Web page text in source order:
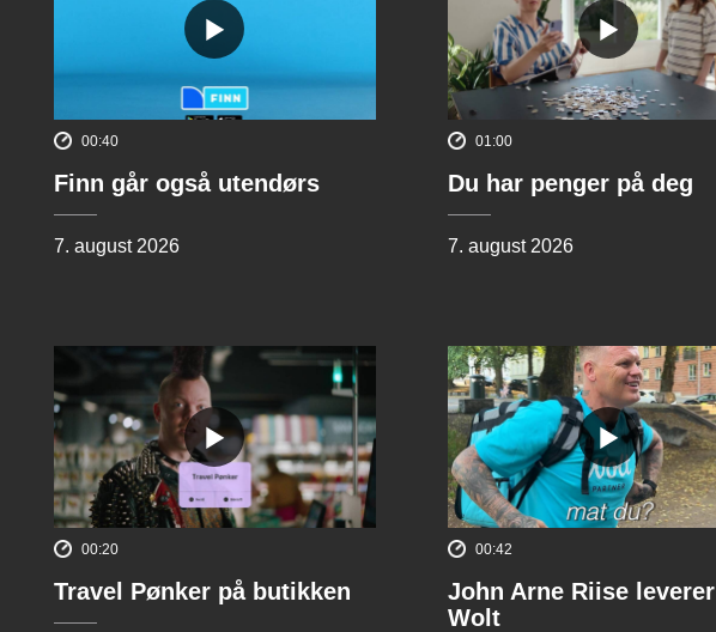
00:40
Finn går også utendørs
7. august 2026
01:00
Du har penger på deg
7. august 2026
00:20
Travel Pønker på butikken
00:42
John Arne Riise leverer
Wolt